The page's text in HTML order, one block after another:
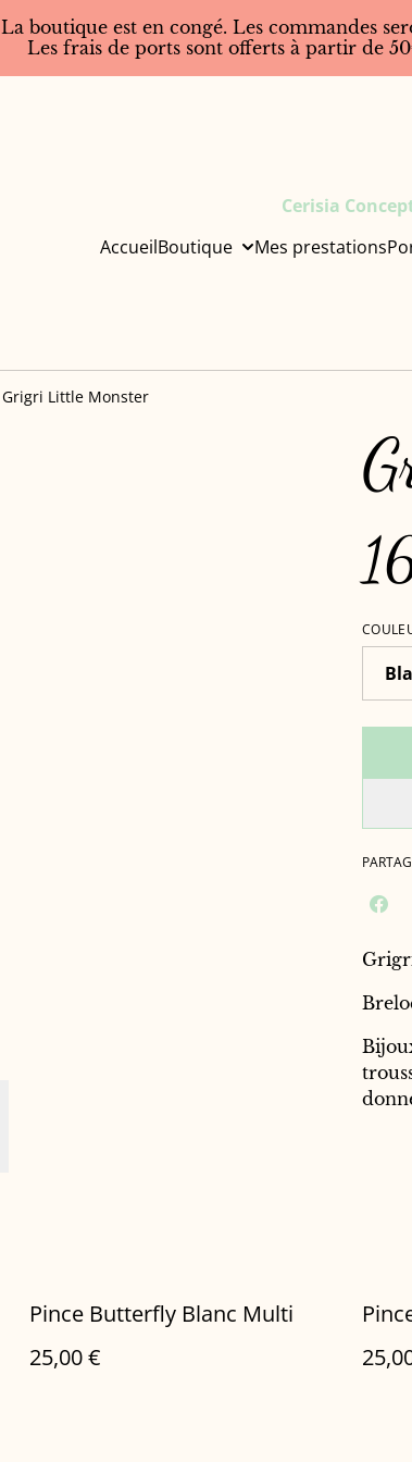
La boutique est en congé. Les commandes
Les frais de ports sont offerts à partir de
Cerisia
AccueilBoutique Mes prestations
Grigri Little Monster
Pince Butterfly Blanc Multi
25,00 €